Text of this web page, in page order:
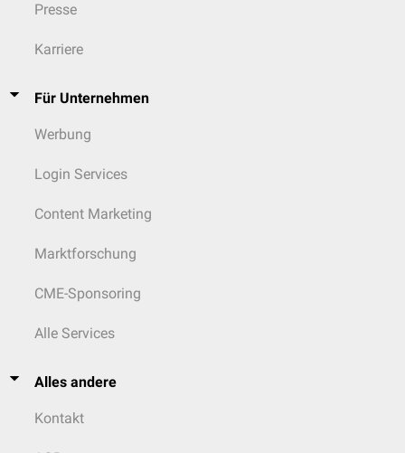
Presse
Karriere
Für Unternehmen
Werbung
Login Services
Content Marketing
Marktforschung
CME-Sponsoring
Alle Services
Alles andere
Kontakt